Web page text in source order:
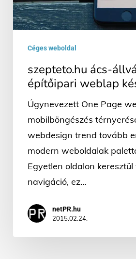
Céges weboldal
szepteto.hu ács-
építőipari weblap
Úgynevezett One Page
mobilböngészés
webdesign trend tovább
modern weboldalak
Egyetlen oldalon
navigáció, ez…
netPR.hu
2015.02.24.